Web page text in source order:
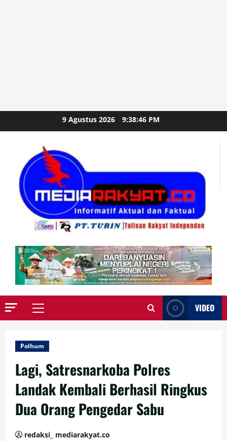
to
9 Agustus 2026 9:38:48 PM
Primary
VIDEO
Polhum
Lagi, Satresnarkoba Polres
Landak Kembali Berhasil Ringkus
Dua Orang Pengedar Sabu
redaksi_ mediarakyat.co